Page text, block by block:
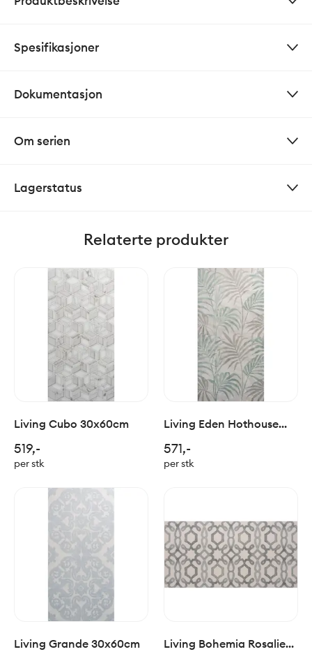
Spesifikasjoner
Dokumentasjon
Om serien
Lagerstatus
Relaterte produkter
Living Cubo 30x60cm
519,-
per stk
Living Eden Hothouse
571,-
per stk
Living Grande 30x60cm
Living Bohemia Rosalie